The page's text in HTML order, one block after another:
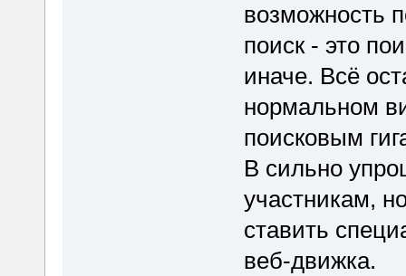
возможность
поиск - это
иначе. Всё
нормальном
поисковым
В сильно
участникам,
ставить
веб-движка.